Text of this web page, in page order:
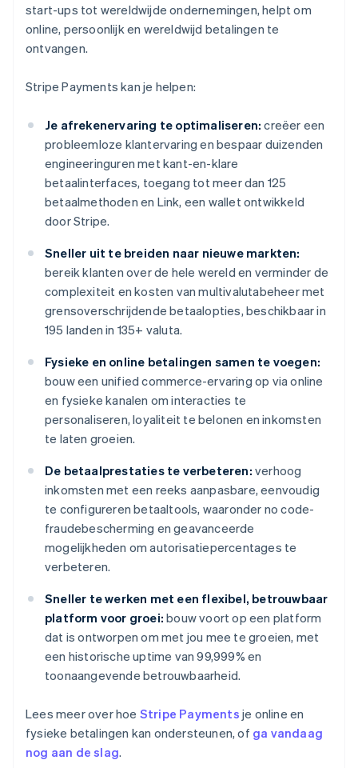
start-ups tot wereldwijde ondernemingen, helpt om
online, persoonlijk en wereldwijd betalingen te
ontvangen.
Stripe Payments kan je helpen:
Je afrekenervaring te optimaliseren: creëer een
probleemloze klantervaring en bespaar duizenden
engineeringuren met kant-en-klare
betaalinterfaces, toegang tot meer dan 125
betaalmethoden en Link, een wallet ontwikkeld
door Stripe.
Sneller uit te breiden naar nieuwe markten:
bereik klanten over de hele wereld en verminder de
complexiteit en kosten van multivalutabeheer met
grensoverschrijdende betaalopties, beschikbaar in
195 landen in 135+ valuta.
Fysieke en online betalingen samen te voegen:
bouw een unified commerce-ervaring op via online
en fysieke kanalen om interacties te
personaliseren, loyaliteit te belonen en inkomsten
te laten groeien.
De betaalprestaties te verbeteren: verhoog
inkomsten met een reeks aanpasbare, eenvoudig
te configureren betaaltools, waaronder no code-
fraudebescherming en geavanceerde
mogelijkheden om autorisatiepercentages te
verbeteren.
Sneller te werken met een flexibel, betrouwbaar
platform voor groei: bouw voort op een platform
dat is ontworpen om met jou mee te groeien, met
een historische uptime van 99,999% en
toonaangevende betrouwbaarheid.
Lees meer over hoe Stripe Payments je online en
fysieke betalingen kan ondersteunen, of ga vandaag
nog aan de slag.